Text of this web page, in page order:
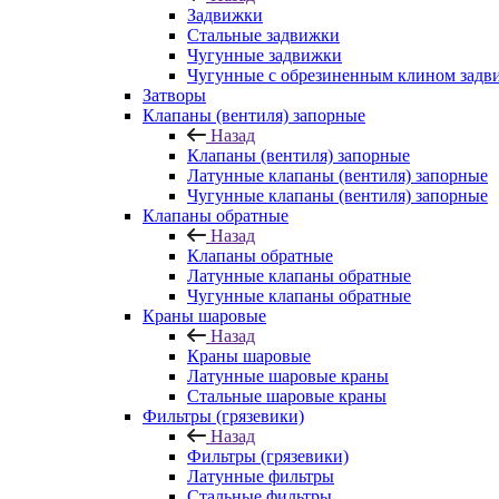
Задвижки
Стальные задвижки
Чугунные задвижки
Чугунные с обрезиненным клином
Затворы
Клапаны (вентиля) запорные
Назад
Клапаны (вентиля) запорные
Латунные клапаны (вентиля) запорные
Чугунные клапаны (вентиля) запорные
Клапаны обратные
Назад
Клапаны обратные
Латунные клапаны обратные
Чугунные клапаны обратные
Краны шаровые
Назад
Краны шаровые
Латунные шаровые краны
Стальные шаровые краны
Фильтры (грязевики)
Назад
Фильтры (грязевики)
Латунные фильтры